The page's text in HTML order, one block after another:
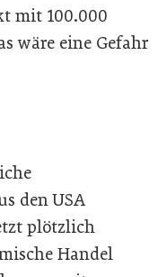
mit 100.000
wäre eine Gefahr
den USA
plötzlich
Handel